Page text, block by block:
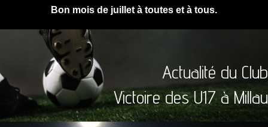
Bon mois de juillet à toutes et à tous.
Actualité du Club
Victoire des U17 à Millau